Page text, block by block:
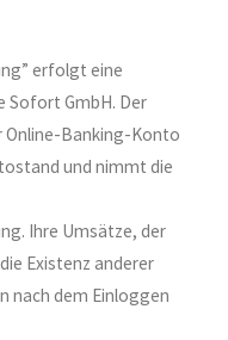
erfolgt eine
Sofort GmbH. Der
Online-Banking-Konto
und nimmt die
Ihre Umsätze, der
Existenz anderer
nach dem Einloggen